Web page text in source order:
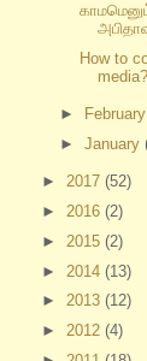
How to
media?
►
►January
► 2017 (52)
► 2016 (2)
► 2015 (2)
► 2014 (13)
► 2013 (12)
► 2012 (4)